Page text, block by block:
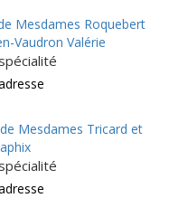
Mesdames Roquebert
Vaudron Valérie
Mesdames Tricard et